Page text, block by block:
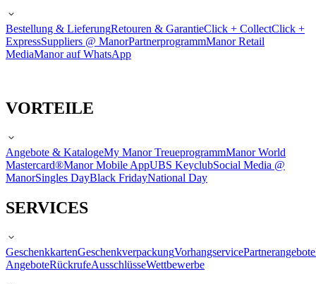
Bestellung & LieferungRetouren & GarantieClick + CollectClick +
ExpressSuppliers @ ManorPartnerprogrammManor Retail
MediaManor auf WhatsApp
VORTEILE
Angebote & KatalogeMy Manor TreueprogrammManor World
Mastercard®Manor Mobile AppUBS KeyclubSocial Media @
ManorSingles DayBlack FridayNational Day
SERVICES
GeschenkkartenGeschenkverpackungVorhangservicePartnerangebote
AngeboteRückrufeAusschlüsseWettbewerbe